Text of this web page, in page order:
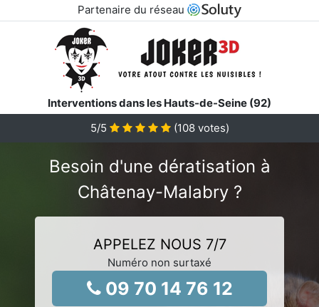
Partenaire du réseau
Interventions dans les Hauts-de-Seine (92)
5/5 (108votes)
Besoin d'une dératisation à
Châtenay-Malabry ?
APPELEZ NOUS 7/7
Numéro non surtaxé
09 70 14 76 12